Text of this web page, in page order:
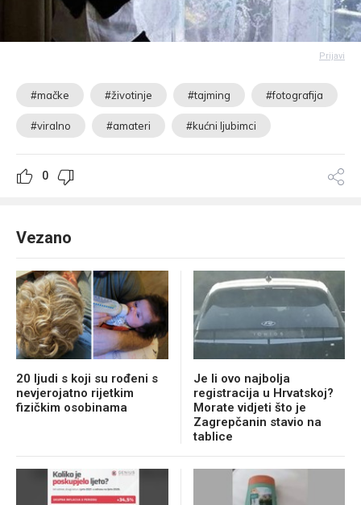
Prijavi
#mačke #životinje #tajming #fotografija
#viralno #amateri #kućni ljubimci
0
Vezano
20 ljudi s koji su rođeni s
nevjerojatno rijetkim
fizičkim osobinama
Je li ovo najbolja
registracija u Hrvatskoj?
Morate vidjeti što je
Zagrepčanin stavio na
tablice